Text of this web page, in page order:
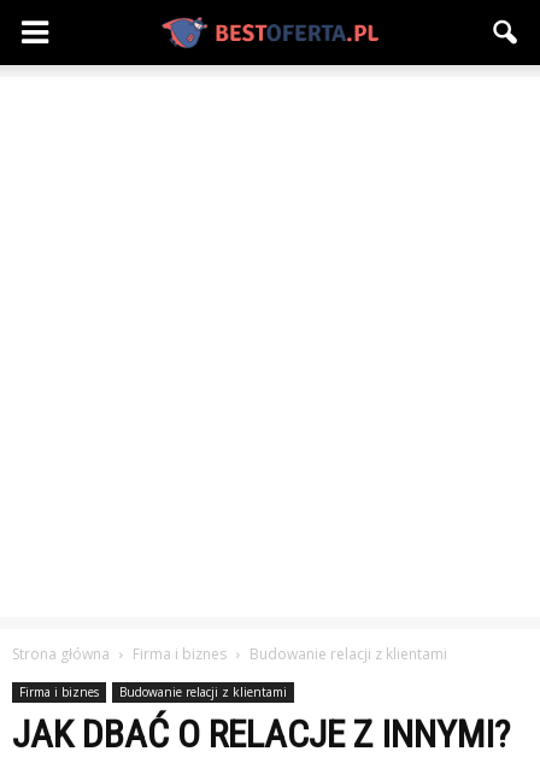
Strona główna Firma i biznes Budowanie relacji z klientami
Firma i biznes Budowanie relacji z klientami
JAK DBAĆ O RELACJE Z INNYMI?